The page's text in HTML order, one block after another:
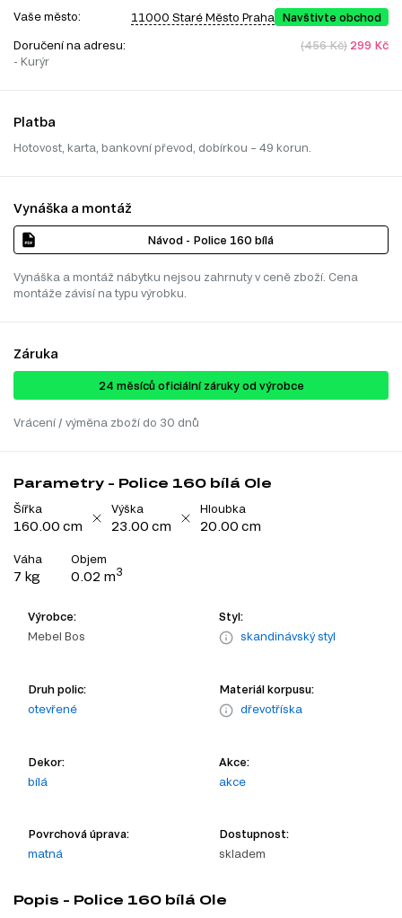
Vaše město: 11000 Staré Město Praha Navštivte obchod
Doručení na adresu:
- Kurýr
(456 Kč) 299 Kč
Platba
Hotovost, karta, bankovní převod, dobírkou – 49 korun.
Vynáška a montáž
Návod - Police 160 bílá
Vynáška a montáž nábytku nejsou zahrnuty v ceně zboží. Cena
montáže závisí na typu výrobku.
Záruka
24 ​​​​měsíců oficiální záruky od výrobce
Vrácení / výměna zboží do 30 dnů
Parametry - Police 160 bílá Ole
Šířka
160.00 cm
Výška
23.00 cm
Hloubka
20.00 cm
Váha
7 kg
Objem
0.02 m3
Výrobce:
Mebel Bos
Styl:
skandinávský styl
Druh polic:
otevřené
Materiál korpusu:
dřevotříska
Dekor:
bílá
Akce:
akce
Povrchová úprava:
matná
Dostupnost:
skladem
Popis - Police 160 bílá Ole